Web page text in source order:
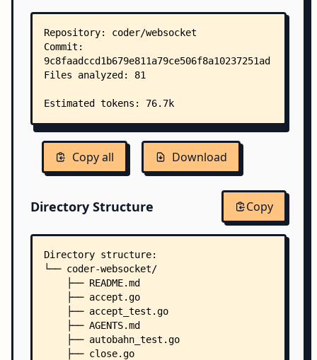
Copy all Download
Directory Structure Copy
Directory structure:
└── coder-websocket/
    ├── README.md
    ├── accept.go
    ├── accept_test.go
    ├── AGENTS.md
    ├── autobahn_test.go
    ├── close.go